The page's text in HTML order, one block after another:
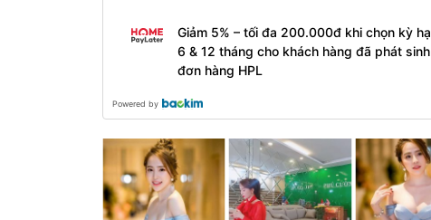
Giảm 5% – tối đa 200.000đ khi chọn kỳ
6 & 12 tháng cho khách hàng đã phát sinh
đơn hàng HPL
Powered by